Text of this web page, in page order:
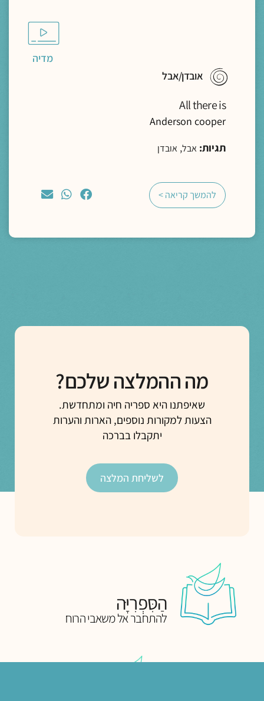
מדיה
אובדן/אבל
All there is
Anderson cooper
תגיות: אבל, אובדן
להמשך קריאה >
מה ההמלצה שלכם?
שאיפתנו היא ספריה חיה ומתחדשת.
הצעות למקורות נוספים, הארות והערות
יתקבלו בברכה
לשליחת המלצה
הַסִּפְרִיָּה
להתחבר אל משאבי הרוח